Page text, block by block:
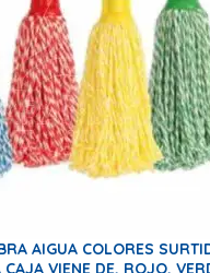
AIGUA COLORES
CAJA VIENE DE, ROJO,